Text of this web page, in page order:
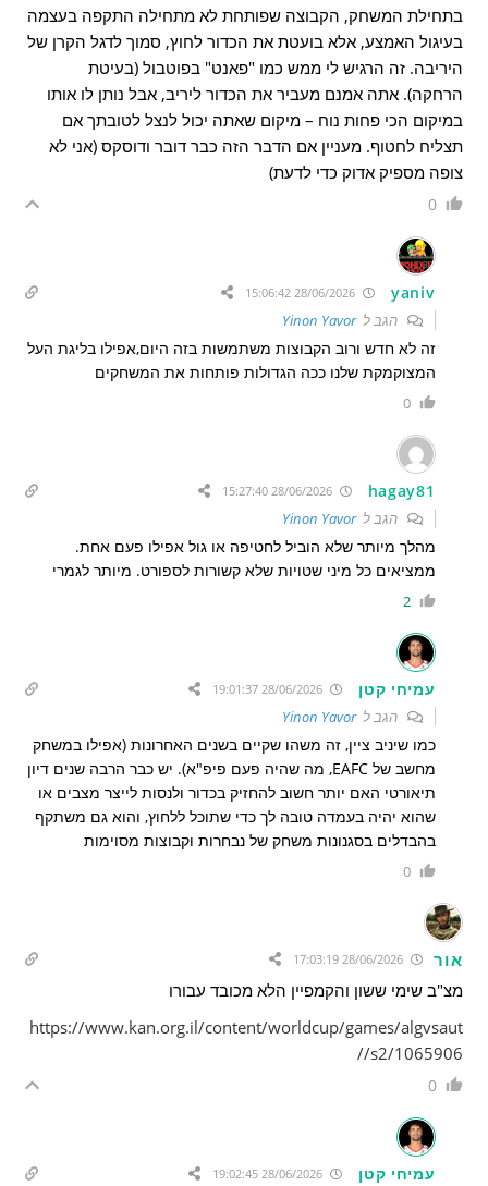
בתחילת המשחק, הקבוצה שפותחת לא מתחילה התקפה בעצמה
בעיגול האמצע, אלא בועטת את הכדור לחוץ, סמוך לדגל הקרן של
היריבה. זה הרגיש לי ממש כמו "פאנט" בפוטבול (בעיטת
הרחקה). אתה אמנם מעביר את הכדור ליריב, אבל נותן לו אותו
במיקום הכי פחות נוח – מיקום שאתה יכול לנצל לטובתך אם
תצליח לחטוף. מעניין אם הדבר הזה כבר דובר ודוסקס (אני לא
צופה מספיק אדוק כדי לדעת)
0
yaniv
הגב לYinon Yavor
זה לא חדש ורוב הקבוצות משתמשות בזה היום,אפילו בליגת העל
המצוקמקת שלנו ככה הגדולות פותחות את המשחקים
0
hagay81
28/06/2026 15:27:40
הגב לYinon Yavor
מהלך מיותר שלא הוביל לחטיפה או גול אפילו פעם אחת.
ממציאים כל מיני שטויות שלא קשורות לספורט. מיותר לגמרי
2
עמיחי קטן
הגב לYinon Yavor
כמו שיניב ציין, זה משהו שקיים בשנים האחרונות (אפילו במשחק
מחשב של EAFC, מה שהיה פעם פיפ"א). יש כבר הרבה שנים דיון
תיאורטי האם יותר חשוב להחזיק בכדור ולנסות לייצר מצבים או
שהוא יהיה בעמדה טובה לך כדי שתוכל ללחוץ, והוא גם משתקף
בהבדלים בסגנונות משחק של נבחרות וקבוצות מסוימות
0
אור
מצ"ב שימי ששון והקמפיין הלא מכובד עבורו
https://www.kan.org.il/content/worldcup/games/algvsaut
/s2/1065906/
0
עמיחי קטן